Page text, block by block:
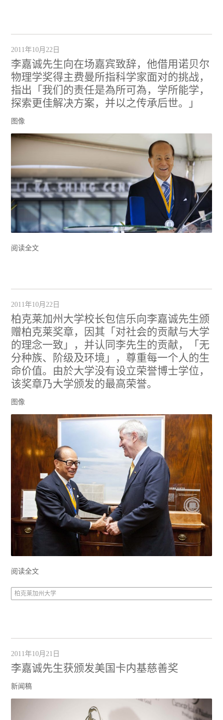
2011年10月22日
李嘉诚先生向在场嘉宾致辞，他借用诺贝尔
物理学奖得主费曼所指科学家面对的挑战，
指出「我们的责任是為所可為，学所能学，
探索更佳解决方案，并以之传承后世。」
图像
阅读全文
2011年10月22日
柏克莱加州大学校长包信乐向李嘉诚先生颁
赠柏克莱奖章，因其「对社会的贡献与大学
的理念一致」，并认同李先生的贡献，「无
分种族、阶级及环境」，尊重每一个人的生
命价值。由於大学没有设立荣誉博士学位，
该奖章乃大学颁发的最高荣誉。
图像
阅读全文
柏克莱加州大学
2011年10月21日
李嘉诚先生获颁发美国卡内基慈善奖
新闻稿